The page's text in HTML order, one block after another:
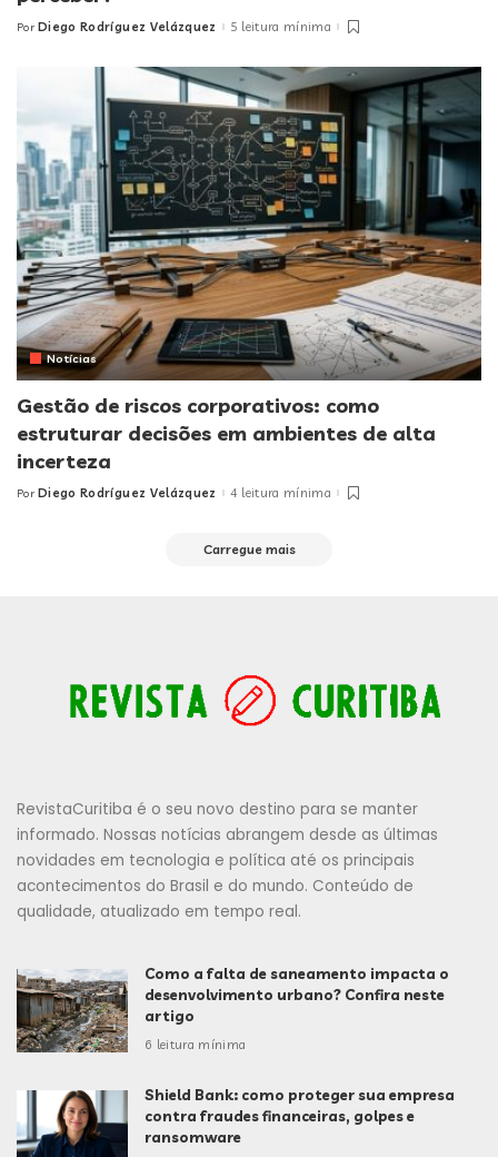
Posted
Por Diego Rodríguez Velázquez 5 leitura mínima
Notícias
Gestão de riscos corporativos: como
estruturar decisões em ambientes de alta
incerteza
Posted
Por Diego Rodríguez Velázquez 4 leitura mínima
Carregue mais
RevistaCuritiba é o seu novo destino para se manter
informado. Nossas notícias abrangem desde as últimas
novidades em tecnologia e política até os principais
acontecimentos do Brasil e do mundo. Conteúdo de
qualidade, atualizado em tempo real.
Como a falta de saneamento impacta o
desenvolvimento urbano? Confira neste
artigo
6 leitura mínima
Shield Bank: como proteger sua empresa
contra fraudes financeiras, golpes e
ransomware